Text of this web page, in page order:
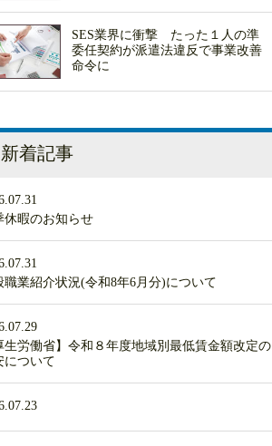
SES業界に衝撃 たった１人の準
委任契約が派遣法違反で事業改善
命令に
新着記事
休暇のお知らせ
職業紹介状況(令和8年6月分)について
生労働省】令和８年度地域別最低賃金額改定の
について